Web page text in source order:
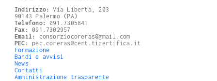
Indirizzo: Via Libertà, 203
90143 Palermo (PA)
Telefono: 091.7305841
Fax: 091.7302957
Email:
consorziocoreras@gmail.com
PEC:
pec.coreras@cert.ticertifica.it
Formazione
Bandi e avvisi
News
Contatti
Amministrazione trasparente